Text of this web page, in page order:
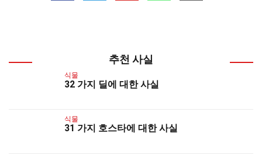
추천 사실
식물
32 가지 딜에 대한 사실
식물
31 가지 호스타에 대한 사실